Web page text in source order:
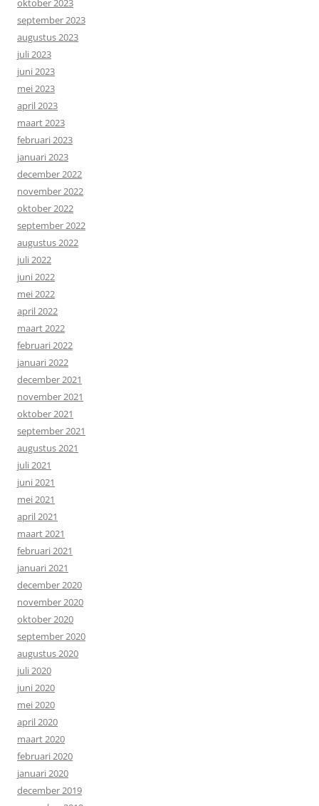
oktober 2023
september 2023
augustus 2023
juli 2023
juni 2023
mei 2023
april 2023
maart 2023
februari 2023
januari 2023
december 2022
november 2022
oktober 2022
september 2022
augustus 2022
juli 2022
juni 2022
mei 2022
april 2022
maart 2022
februari 2022
januari 2022
december 2021
november 2021
oktober 2021
september 2021
augustus 2021
juli 2021
juni 2021
mei 2021
april 2021
maart 2021
februari 2021
januari 2021
december 2020
november 2020
oktober 2020
september 2020
augustus 2020
juli 2020
juni 2020
mei 2020
april 2020
maart 2020
februari 2020
januari 2020
december 2019